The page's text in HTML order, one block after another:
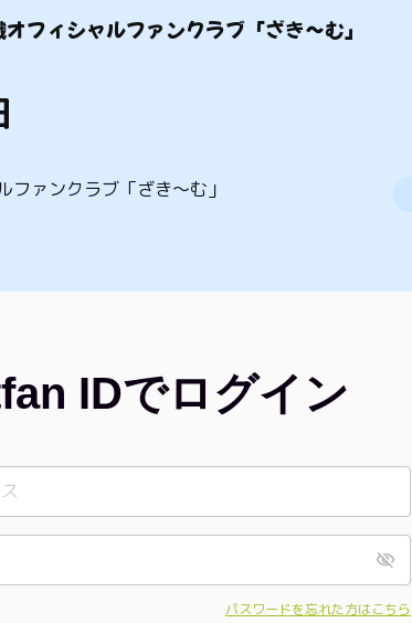
フィシャルファンクラブ「ざき〜む」
ファンクラブ「ざき〜む」
IDでログイン
パスワードを忘れた方はこちら